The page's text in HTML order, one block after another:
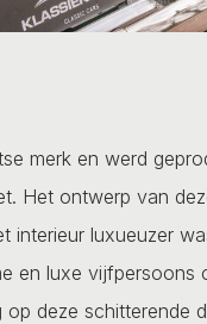
merk en werd
Het ontwerp van
interieur luxueuzer
en luxe vijfpersoons
deze schitterende